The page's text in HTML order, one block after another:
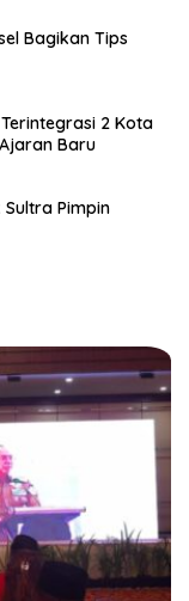
Bagikan Tips
2 Kota
Baru
Sultra Pimpin